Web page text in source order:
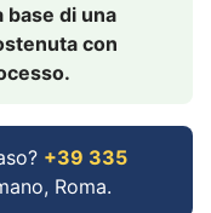
base di una
con
+39 335
Roma.